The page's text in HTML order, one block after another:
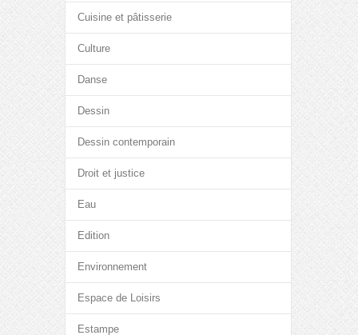
Cuisine et pâtisserie
Culture
Danse
Dessin
Dessin contemporain
Droit et justice
Eau
Edition
Environnement
Espace de Loisirs
Estampe